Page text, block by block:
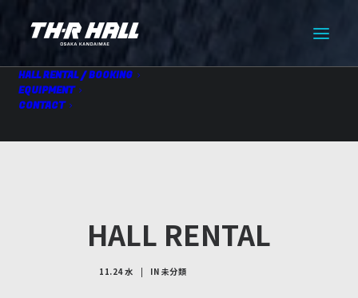
HALL RENTAL / BOOKING
EQUIPMENT
CONTACT
HALL RENTAL
11.24 水 | IN 未分類